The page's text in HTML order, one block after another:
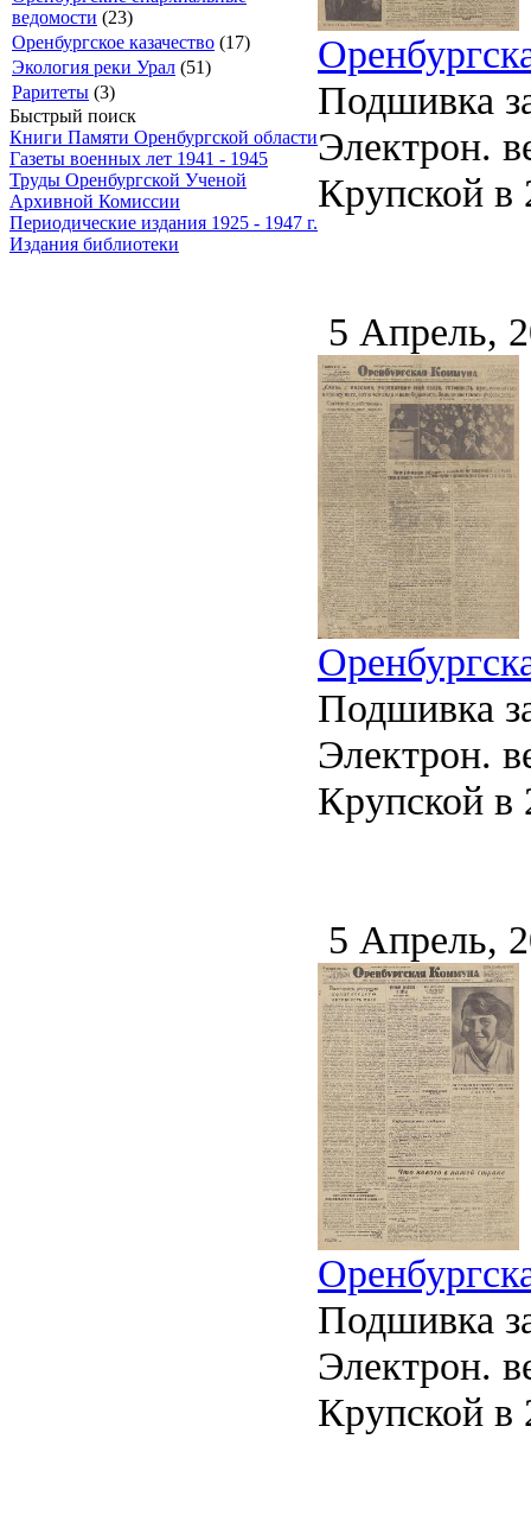
ведомости (23)
Оренбургское казачество (17)
Экология реки Урал (51)
Раритеты (3)
Быстрый поиск
Книги Памяти Оренбургской области
Газеты военных лет 1941 - 1945
Труды Оренбургской Ученой
Архивной Комиссии
Периодические издания 1925 - 1947 г.
Издания библиотеки
Подшивка
Электрон.
Крупской в
5 Апрель,
Подшивка
Электрон.
Крупской в
5 Апрель,
Подшивка
Электрон.
Крупской в